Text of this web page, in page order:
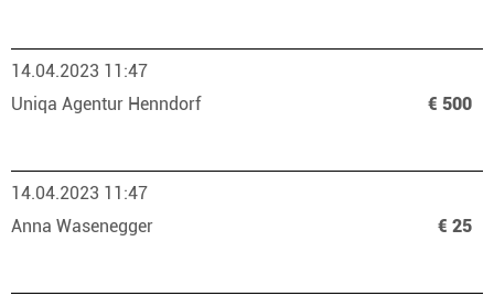
14.04.2023 11:47
Uniqa Agentur Henndorf
€ 500
14.04.2023 11:47
Anna Wasenegger
€ 25